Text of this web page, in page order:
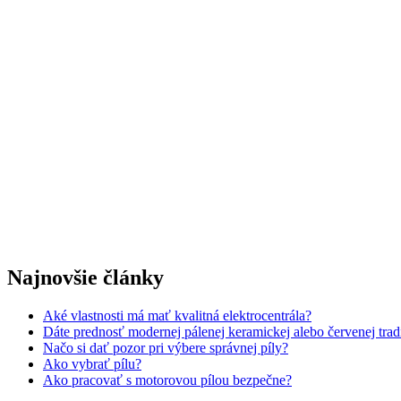
Najnovšie články
Aké vlastnosti má mať kvalitná elektrocentrála?
Dáte prednosť modernej pálenej keramickej alebo červenej
Načo si dať pozor pri výbere správnej píly?
Ako vybrať pílu?
Ako pracovať s motorovou pílou bezpečne?